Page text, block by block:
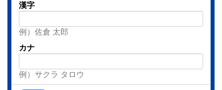
漢字
例）佐倉 太郎
カナ
例）サクラ タロウ